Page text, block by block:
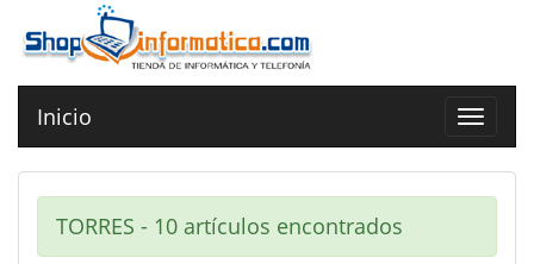
Toggle
Inicio
TORRES - 10 artículos encontrados